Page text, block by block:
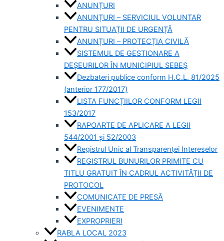
ANUNȚURI
ANUNȚURI – SERVICIUL VOLUNTAR
PENTRU SITUAȚII DE URGENȚĂ
ANUNȚURI – PROTECȚIA CIVILĂ
SISTEMUL DE GESTIONARE A
DEȘEURILOR ÎN MUNICIPIUL SEBEȘ
Dezbateri publice conform H.C.L. 81/2025
(anterior 177/2017)
LISTA FUNCȚIILOR CONFORM LEGII
153/2017
RAPOARTE DE APLICARE A LEGII
544/2001 și 52/2003
Registrul Unic al Transparenței Intereselor
REGISTRUL BUNURILOR PRIMITE CU
TITLU GRATUIT ÎN CADRUL ACTIVITĂȚII DE
PROTOCOL
COMUNICATE DE PRESĂ
EVENIMENTE
EXPROPRIERI
RABLA LOCAL 2023